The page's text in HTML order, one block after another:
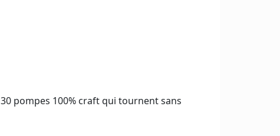
pompes 100% craft qui tournent sans